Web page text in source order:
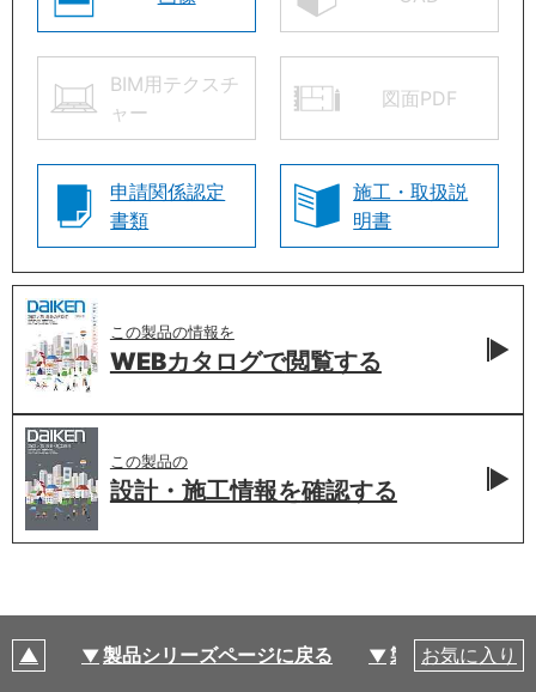
BIM用テクスチ
ャー
図面PDF
申請関係認定
書類
施工・取扱説
明書
この製品の情報を
WEBカタログで閲覧する
この製品の
設計・施工情報を確認する
製品シリーズページに戻る 製品仕様
お気に入り